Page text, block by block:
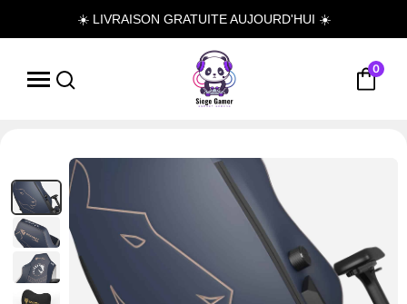
☀️ LIVRAISON GRATUITE AUJOURD'HUI ☀️
0